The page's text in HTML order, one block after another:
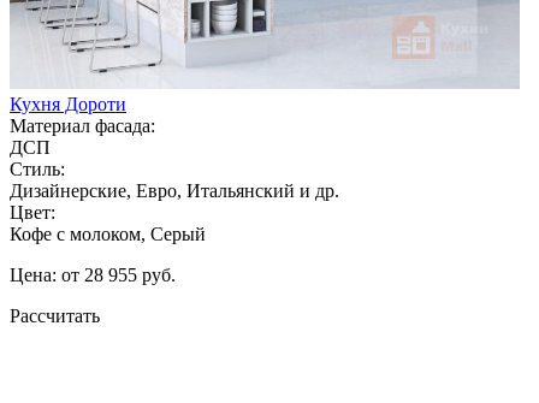
Кухня Дороти
Материал фасада:
ДСП
Стиль:
Дизайнерские, Евро, Итальянский и др.
Цвет:
Кофе с молоком, Серый
Цена: от 28 955 руб.
Рассчитать